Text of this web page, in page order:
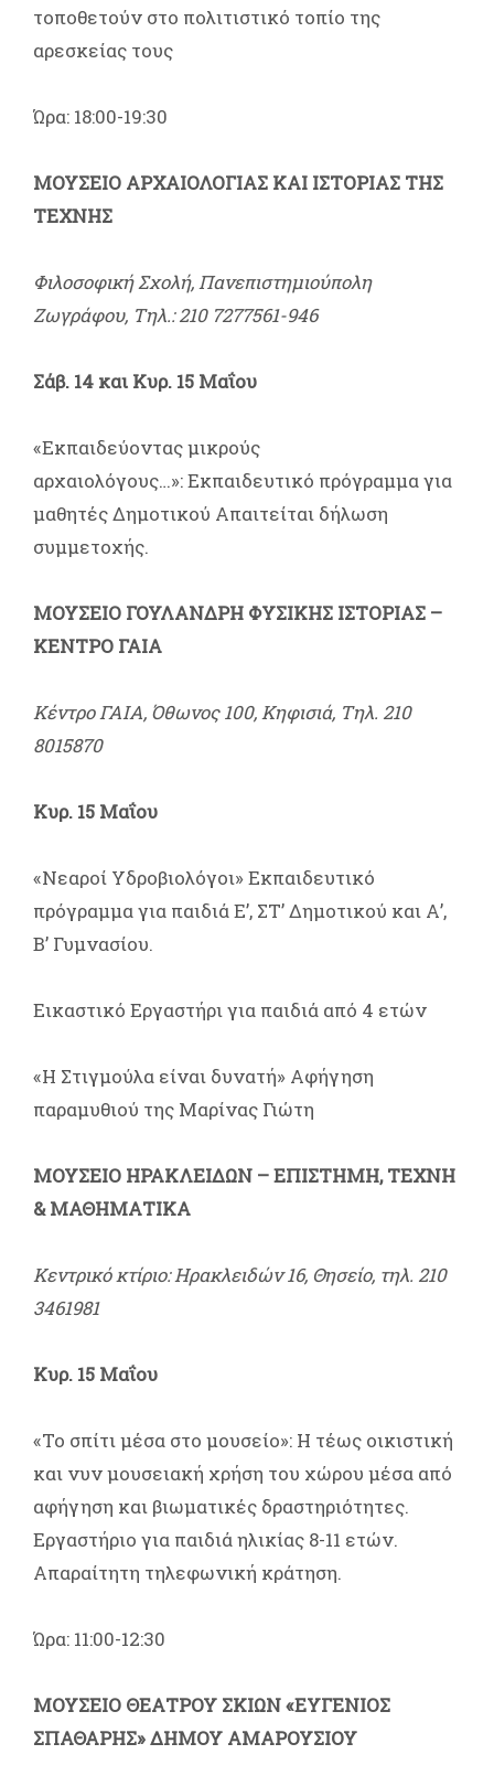
τοποθετούν στο πολιτιστικό τοπίο της
αρεσκείας τους
Ώρα: 18:00-19:30
ΜΟΥΣΕΙΟ ΑΡΧΑΙΟΛΟΓΙΑΣ ΚΑΙ ΙΣΤΟΡΙΑΣ ΤΗΣ
ΤΕΧΝΗΣ
Φιλοσοφική Σχολή, Πανεπιστημιούπολη
Ζωγράφου, Τηλ.: 210 7277561-946
Σάβ. 14 και Κυρ. 15 Μαΐου
«Εκπαιδεύοντας μικρούς
αρχαιολόγους…»: Εκπαιδευτικό πρόγραμμα για
μαθητές Δημοτικού Απαιτείται δήλωση
συμμετοχής.
ΜΟΥΣΕΙΟ ΓΟΥΛΑΝΔΡΗ ΦΥΣΙΚΗΣ ΙΣΤΟΡΙΑΣ –
ΚΕΝΤΡΟ ΓΑΙΑ
Κέντρο ΓΑΙΑ, Όθωνος 100, Κηφισιά, Τηλ. 210
8015870
Κυρ. 15 Μαΐου
«Νεαροί Υδροβιολόγοι» Εκπαιδευτικό
πρόγραμμα για παιδιά Ε’, ΣΤ’ Δημοτικού και Α’,
Β’ Γυμνασίου.
Εικαστικό Εργαστήρι για παιδιά από 4 ετών
«Η Στιγμούλα είναι δυνατή» Αφήγηση
παραμυθιού της Μαρίνας Γιώτη
ΜΟΥΣΕΙΟ ΗΡΑΚΛΕΙΔΩΝ – ΕΠΙΣΤΗΜΗ, ΤΕΧΝΗ
& ΜΑΘΗΜΑΤΙΚΑ
Κεντρικό κτίριο: Ηρακλειδών 16, Θησείο, τηλ. 210
3461981
Κυρ. 15 Μαΐου
«Το σπίτι μέσα στο μουσείο»: Η τέως οικιστική
και νυν μουσειακή χρήση του χώρου μέσα από
αφήγηση και βιωματικές δραστηριότητες.
Εργαστήριο για παιδιά ηλικίας 8-11 ετών.
Απαραίτητη τηλεφωνική κράτηση.
Ώρα: 11:00-12:30
ΜΟΥΣΕΙΟ ΘΕΑΤΡΟΥ ΣΚΙΩΝ «ΕΥΓΕΝΙΟΣ
ΣΠΑΘΑΡΗΣ» ΔΗΜΟΥ ΑΜΑΡΟΥΣΙΟΥ